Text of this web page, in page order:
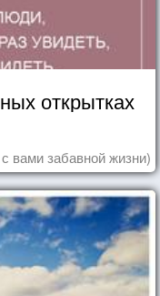
открытках
вами забавной жизни)